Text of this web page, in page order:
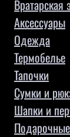
Вратарская
Аксессуары
Одежда
Термобелье
Тапочки
Сумки и
Шапки и